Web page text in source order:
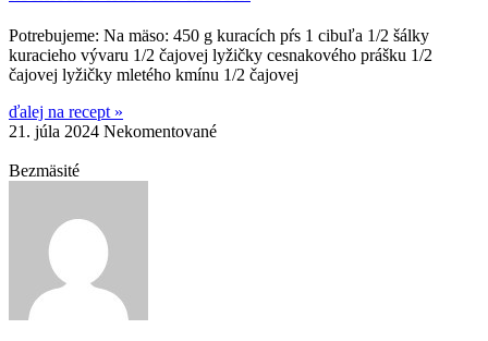
Potrebujeme: Na mäso: 450 g kuracích pŕs 1 cibuľa 1/2 šálky
kuracieho vývaru 1/2 čajovej lyžičky cesnakového prášku 1/2
čajovej lyžičky mletého kmínu 1/2 čajovej
ďalej na recept »
21. júla 2024 Nekomentované
Bezmäsité